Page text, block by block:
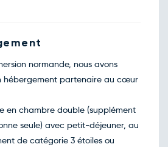
normande, nous avons
hébergement partenaire au cœur
en chambre double (supplément
seule) avec petit-déjeuner, au
de catégorie 3 étoiles ou